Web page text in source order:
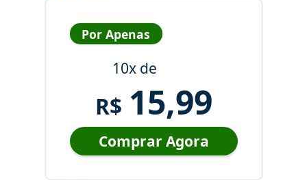
Por Apenas
10x de
R$ 15,99
Comprar Agora